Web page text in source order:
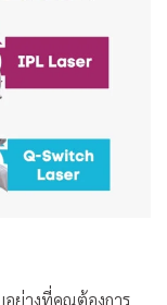
อย่างที่คุณต้องการ